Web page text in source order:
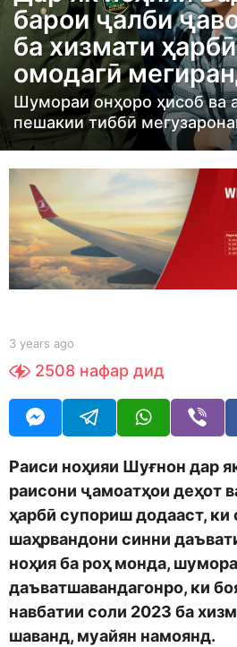
r
s
a
g
o
3
y
a
r
s
a
o
барои ҷалби
ба хизмати
омодагӣ
Шумораи онҳоро ҳисоб ва
пешакии тиббӣ
b
S
h
d
o
3 years ago
e
g
2508 нафар дид
Раиси ноҳияи Шуғнон дар
раисони ҷамоатҳои деҳот
ҳарбӣ супориш додааст,
шаҳрвандони синни
ноҳия ба роҳ монда,
даъватшавандагонро, ки
навбатии соли 2023 ба
шаванд, муайян намоянд.